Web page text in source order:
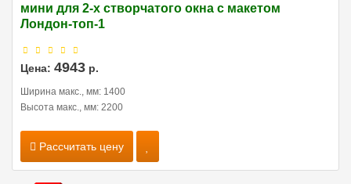
мини для 2-х створчатого окна с макетом
Лондон-топ-1
Цена: 4943 р.
Ширина макс., мм: 1400
Высота макс., мм: 2200
Рассчитать цену